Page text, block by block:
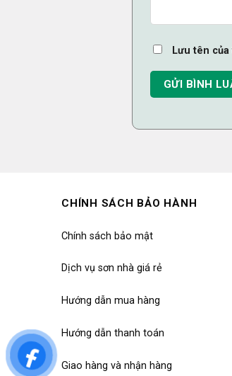
Lưu tên
CHÍNH SÁCH BẢO HÀNH
Chính sách bảo mật
Dịch vụ sơn nhà giá rẻ
Hướng dẫn mua hàng
Hướng dẫn thanh toán
Giao hàng và nhận hàng